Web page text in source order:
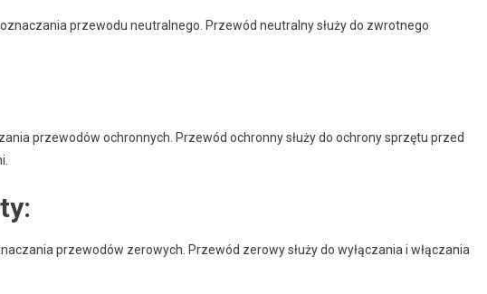
przewodu neutralnego. Przewód neutralny służy do zwrotnego
przewodów ochronnych. Przewód ochronny służy do ochrony sprzętu przed
przewodów zerowych. Przewód zerowy służy do wyłączania i włączania